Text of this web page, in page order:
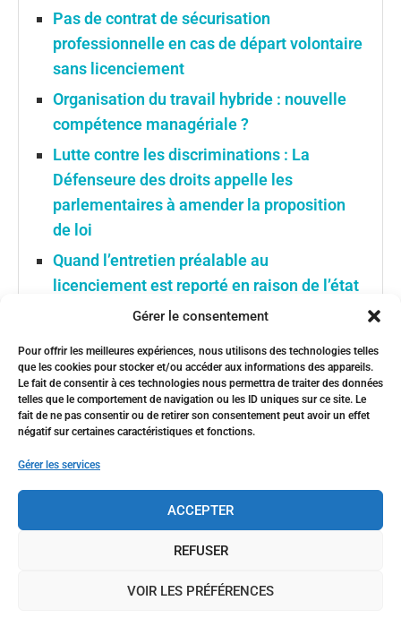
Gérer le consentement
Pour offrir les meilleures expériences, nous utilisons des technologies telles
que les cookies pour stocker et/ou accéder aux informations des appareils.
Le fait de consentir à ces technologies nous permettra de traiter des données
telles que le comportement de navigation ou les ID uniques sur ce site. Le
fait de ne pas consentir ou de retirer son consentement peut avoir un effet
négatif sur certaines caractéristiques et fonctions.
Gérer les services
ACCEPTER
REFUSER
VOIR LES PRÉFÉRENCES
Pas de contrat de sécurisation
professionnelle en cas de départ volontaire
sans licenciement
Organisation du travail hybride : nouvelle
compétence managériale ?
Lutte contre les discriminations : La
Défenseure des droits appelle les
parlementaires à amender la proposition
de loi
Quand l’entretien préalable au
licenciement est reporté en raison de l’état
de santé du salarié
« Talents au féminin » de Derichebourg
Multiservices favorise l’évolution de
carrière
Assises du travail se tiennent demain